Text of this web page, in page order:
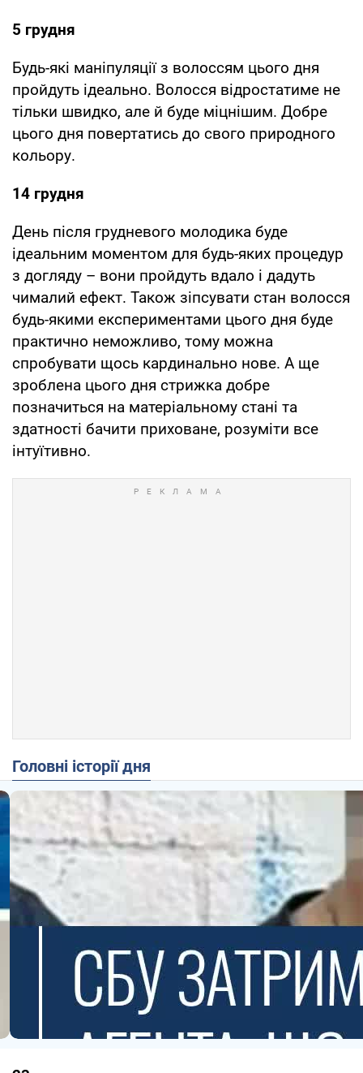
5 грудня
Будь-які маніпуляції з волоссям цього дня
пройдуть ідеально. Волосся відростатиме не
тільки швидко, але й буде міцнішим. Добре
цього дня повертатись до свого природного
кольору.
14 грудня
День після грудневого молодика буде
ідеальним моментом для будь-яких процедур
з догляду – вони пройдуть вдало і дадуть
чималий ефект. Також зіпсувати стан волосся
будь-якими експериментами цього дня буде
практично неможливо, тому можна
спробувати щось кардинально нове. А ще
зроблена цього дня стрижка добре
позначиться на матеріальному стані та
здатності бачити приховане, розуміти все
інтуїтивно.
Головні історії дня